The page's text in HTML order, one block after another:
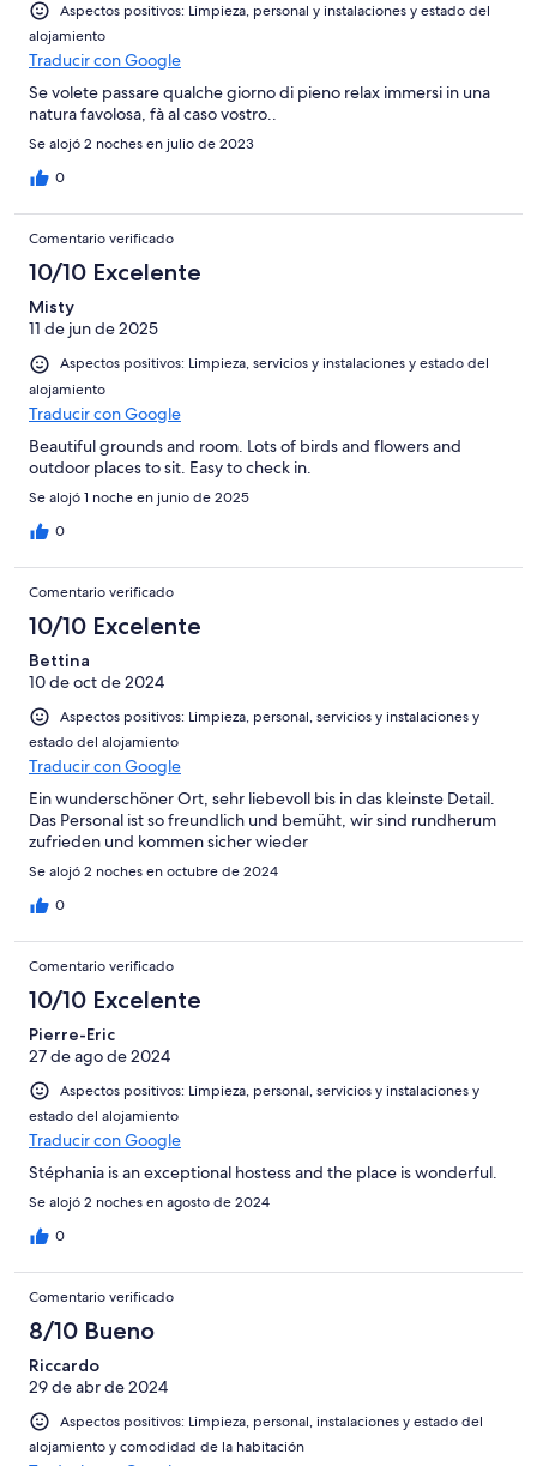
Aspectos positivos: Limpieza, personal y instalaciones y estado del
alojamiento
Traducir con Google
Se volete passare qualche giorno di pieno relax immersi in una
natura favolosa, fà al caso vostro..
Se alojó 2 noches en julio de 2023
0
Comentario verificado
10/10 Excelente
Misty
11 de jun de 2025
Aspectos positivos: Limpieza, servicios y instalaciones y estado del
alojamiento
Traducir con Google
Beautiful grounds and room. Lots of birds and flowers and
outdoor places to sit. Easy to check in.
Se alojó 1 noche en junio de 2025
0
Comentario verificado
10/10 Excelente
Bettina
10 de oct de 2024
Aspectos positivos: Limpieza, personal, servicios y instalaciones y
estado del alojamiento
Traducir con Google
Ein wunderschöner Ort, sehr liebevoll bis in das kleinste Detail.
Das Personal ist so freundlich und bemüht, wir sind rundherum
zufrieden und kommen sicher wieder
Se alojó 2 noches en octubre de 2024
0
Comentario verificado
10/10 Excelente
Pierre-Eric
27 de ago de 2024
Aspectos positivos: Limpieza, personal, servicios y instalaciones y
estado del alojamiento
Traducir con Google
Stéphania is an exceptional hostess and the place is wonderful.
Se alojó 2 noches en agosto de 2024
0
Comentario verificado
8/10 Bueno
Riccardo
29 de abr de 2024
Aspectos positivos: Limpieza, personal, instalaciones y estado del
alojamiento y comodidad de la habitación